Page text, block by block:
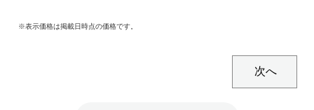
※表示価格は掲載日時点の価格です。